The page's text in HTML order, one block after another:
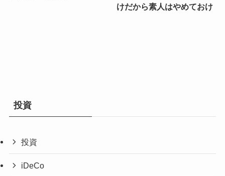
けだから素人はやめておけ
投資
投資
iDeCo